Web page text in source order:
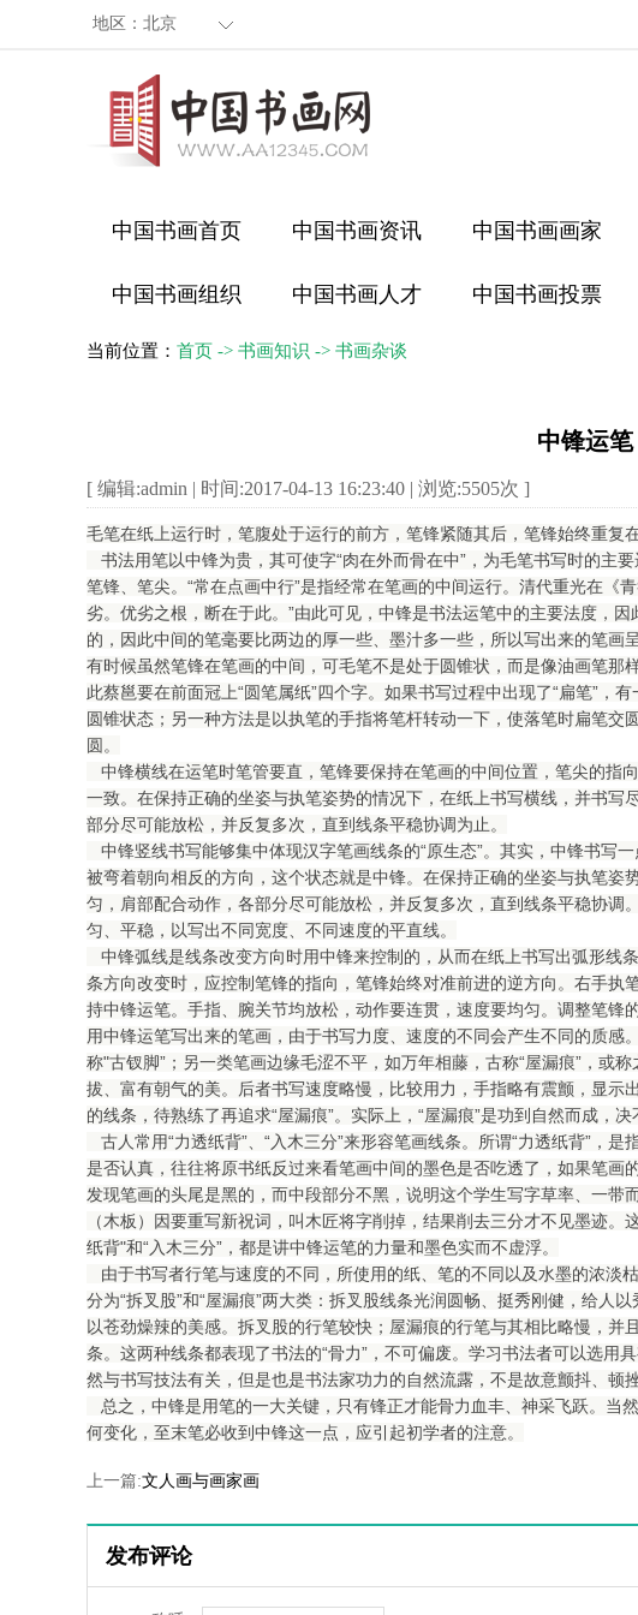
地区： 北京
中国书画首页 中国书画资讯 中国书画画家
中国书画组织 中国书画人才 中国书画投票
当前位置： 首页 -> 书画知识 -> 书画杂谈
中锋运笔
[ 编辑:admin | 时间:2017-04-13 16:23:40 | 浏览:5505次 ]
毛笔在纸上运行时，笔腹处于运行的前方，笔锋紧随其后，笔锋始终重复
书法用笔以中锋为贵，其可使字“肉在外而骨在中”，为毛笔书写时的主
笔锋、笔尖。“常在点画中行”是指经常在笔画的中间运行。清代重光在《
劣。优劣之根，断在于此。”由此可见，中锋是书法运笔中的主要法度，
的，因此中间的笔毫要比两边的厚一些、墨汁多一些，所以写出来的笔画
有时候虽然笔锋在笔画的中间，可毛笔不是处于圆锥状，而是像油画笔那
此蔡邕要在前面冠上“圆笔属纸”四个字。如果书写过程中出现了“扁笔”，
圆锥状态；另一种方法是以执笔的手指将笔杆转动一下，使落笔时扁笔
圆。
中锋横线在运笔时笔管要直，笔锋要保持在笔画的中间位置，笔尖的指
一致。在保持正确的坐姿与执笔姿势的情况下，在纸上书写横线，并书
部分尽可能放松，并反复多次，直到线条平稳协调为止。
中锋竖线书写能够集中体现汉字笔画线条的“原生态”。其实，中锋书写
被弯着朝向相反的方向，这个状态就是中锋。在保持正确的坐姿与执笔
匀，肩部配合动作，各部分尽可能放松，并反复多次，直到线条平稳协调
匀、平稳，以写出不同宽度、不同速度的平直线。
中锋弧线是线条改变方向时用中锋来控制的，从而在纸上书写出弧形线
条方向改变时，应控制笔锋的指向，笔锋始终对准前进的逆方向。右手
持中锋运笔。手指、腕关节均放松，动作要连贯，速度要均匀。调整笔锋
用中锋运笔写出来的笔画，由于书写力度、速度的不同会产生不同的质
称"古钗脚”；另一类笔画边缘毛涩不平，如万年相藤，古称“屋漏痕”，或
拔、富有朝气的美。后者书写速度略慢，比较用力，手指略有震颤，显
的线条，待熟练了再追求“屋漏痕”。实际上，“屋漏痕”是功到自然而成，
古人常用“力透纸背”、“入木三分”来形容笔画线条。所谓“力透纸背”，
是否认真，往往将原书纸反过来看笔画中间的墨色是否吃透了，如果笔
发现笔画的头尾是黑的，而中段部分不黑，说明这个学生写字草率、一带
（木板）因要重写新祝词，叫木匠将字削掉，结果削去三分才不见墨迹
纸背"和“入木三分”，都是讲中锋运笔的力量和墨色实而不虚浮。
由于书写者行笔与速度的不同，所使用的纸、笔的不同以及水墨的浓淡
分为“拆叉股”和“屋漏痕”两大类：拆叉股线条光润圆畅、挺秀刚健，给人
以苍劲燥辣的美感。拆叉股的行笔较快；屋漏痕的行笔与其相比略慢，
条。这两种线条都表现了书法的“骨力”，不可偏废。学习书法者可以选用
然与书写技法有关，但是也是书法家功力的自然流露，不是故意颤抖、顿
总之，中锋是用笔的一大关键，只有锋正才能骨力血丰、神采飞跃。当
何变化，至末笔必收到中锋这一点，应引起初学者的注意。
上一篇:文人画与画家画
发布评论